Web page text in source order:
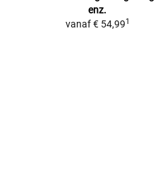
enz.
vanaf € 54,991